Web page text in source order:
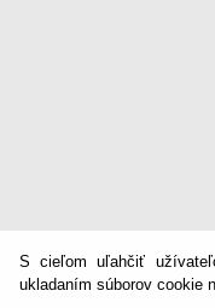
S cieľom uľahčiť
ukladaním súborov cookie